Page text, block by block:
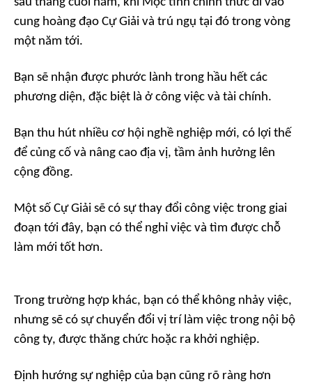
cung hoàng đạo Cự Giải và trú ngụ tại đó trong vòng
một năm tới.
Bạn sẽ nhận được phước lành trong hầu hết các
phương diện, đặc biệt là ở công việc và tài chính.
Bạn thu hút nhiều cơ hội nghề nghiệp mới, có lợi thế
để củng cố và nâng cao địa vị, tầm ảnh hưởng lên
cộng đồng.
Một số Cự Giải sẽ có sự thay đổi công việc trong giai
đoạn tới đây, bạn có thể nghỉ việc và tìm được chỗ
làm mới tốt hơn.
Trong trường hợp khác, bạn có thể không nhảy việc,
nhưng sẽ có sự chuyển đổi vị trí làm việc trong nội bộ
công ty, được thăng chức hoặc ra khởi nghiệp.
Định hướng sự nghiệp của bạn cũng rõ ràng hơn